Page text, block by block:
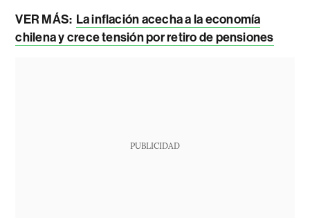
VER MÁS: La inflación acecha a la economía
chilena y crece tensión por retiro de pensiones
PUBLICIDAD